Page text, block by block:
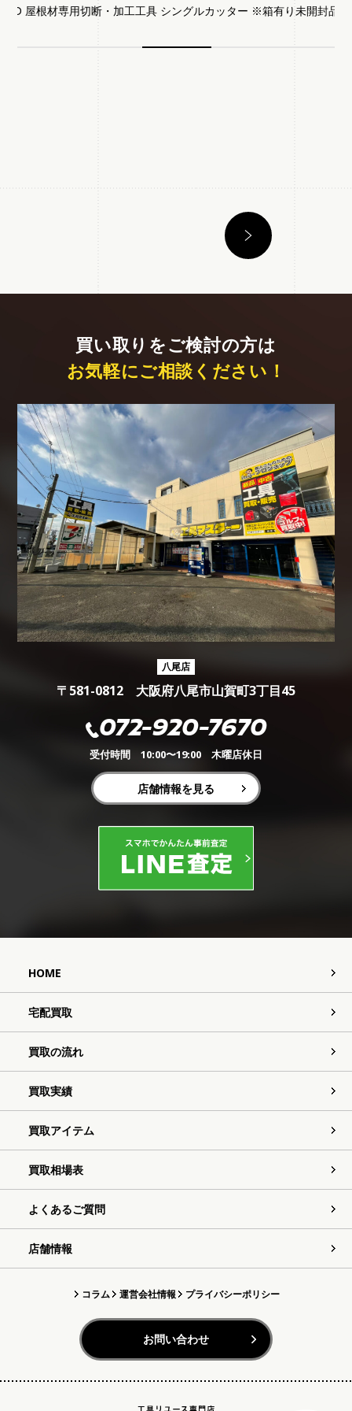
屋根材専用切断・加工工具 シングルカッター ※箱有り未開封品
買い取りをご検討の方は
お気軽にご相談ください！
八尾店
〒581-0812 大阪府八尾市山賀町3丁目45
072-920-7670
受付時間 10:00〜19:00 木曜店休日
店舗情報を見る
HOME
宅配買取
買取の流れ
買取実績
買取アイテム
買取相場表
よくあるご質問
店舗情報
コラム 運営会社情報 プライバシーポリシー
お問い合わせ